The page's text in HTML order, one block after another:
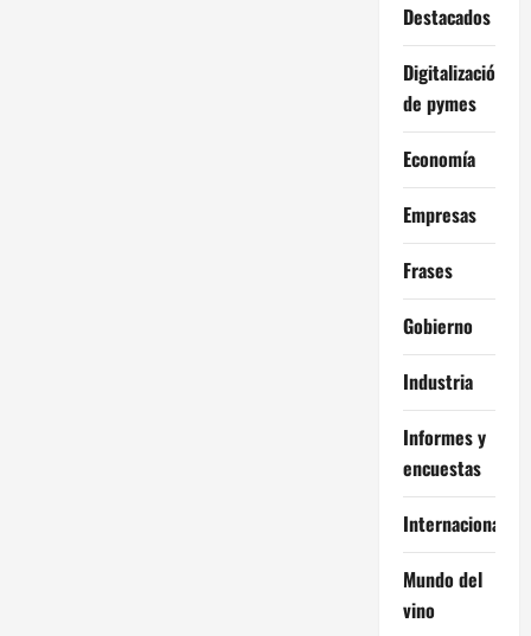
Destacados
Digitalización
de pymes
Economía
Empresas
Frases
Gobierno
Industria
Informes y
encuestas
Internacional
Mundo del
vino